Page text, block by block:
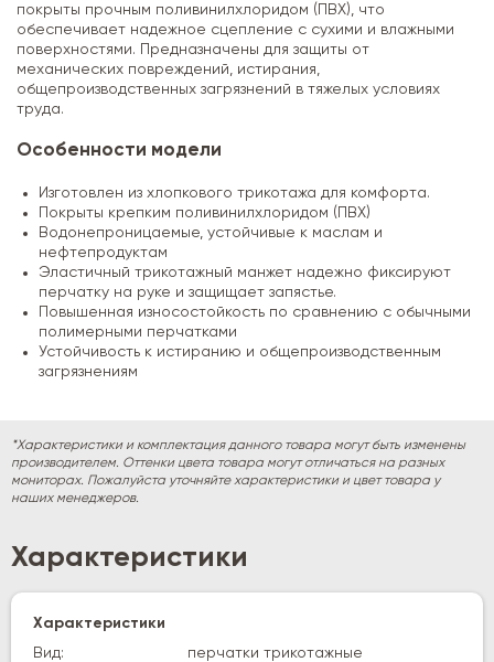
покрыты прочным поливинилхлоридом (ПВХ), что
обеспечивает надежное сцепление с сухими и влажными
поверхностями. Предназначены для защиты от
механических повреждений, истирания,
общепроизводственных загрязнений в тяжелых условиях
труда.
Особенности модели
Изготовлен из хлопкового трикотажа для комфорта.
Покрыты крепким поливинилхлоридом (ПВХ)
Водонепроницаемые, устойчивые к маслам и
нефтепродуктам
Эластичный трикотажный манжет надежно фиксируют
перчатку на руке и защищает запястье.
Повышенная износостойкость по сравнению с обычными
полимерными перчатками
Устойчивость к истиранию и общепроизводственным
загрязнениям
*Характеристики и комплектация данного товара могут быть изменены
производителем. Оттенки цвета товара могут отличаться на разных
мониторах. Пожалуйста уточняйте характеристики и цвет товара у
наших менеджеров.
Характеристики
Характеристики
Вид:
перчатки трикотажные